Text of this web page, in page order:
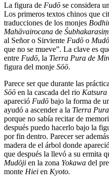
La figura de Fudō se considera
Los primeros textos chinos que
traducciones de los monjes
Mahāvairocana de
al Señor o Sirviente Fudō o Mudō
que no se mueve”. La clave es
entre Fudō, la Tierra Pura de
figura del monje Sōō.
Parece ser que durante las
Sōō en la cascada del rio Katsura
apareció Fudō bajo la forma de
ayudó a ascender a la Tierra
porque no sabía recitar de
después puedo hacerlo bajo la
por fin dentro. Parecer ser
madera de el árbol donde
que después la llevó a su ermita
Mudōji en la zona Yokawa del
monte Hiei en Kyoto.